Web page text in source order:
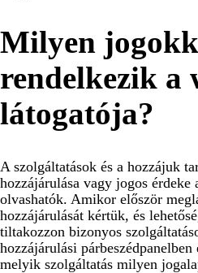
Milyen
rendelkezik a
látogatója?
A szolgáltatások és a hozzájuk
hozzájárulása vagy jogos
olvashatók. Amikor először
hozzájárulását kértük, és
tiltakozzon bizonyos
hozzájárulási
melyik szolgáltatás milyen